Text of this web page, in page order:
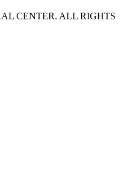
CENTER. ALL RIGHTS